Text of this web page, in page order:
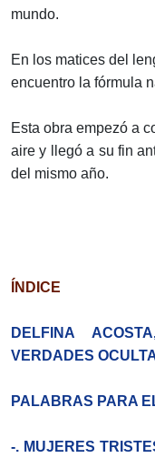
mundo.
En los matices del
encuentro la fórmula
Esta obra empezó a
aire y llegó a su fin
del mismo año.
ÍNDICE
DELFINA
VERDADES
PALABRAS PARA
-. MUJERES